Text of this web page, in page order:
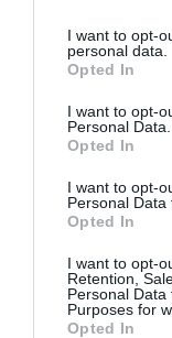
I want to opt-
personal data.
Opted In
I want to opt-
Personal Data.
Opted In
I want to opt-
Personal Data
Opted In
I want to opt-
Retention,
Personal
Purposes for
Opted In
Prunus